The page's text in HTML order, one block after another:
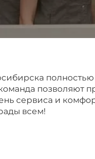
полностью
позволяют
сервиса и
всем!